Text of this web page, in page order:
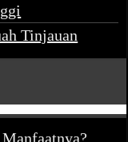
Tinjauan